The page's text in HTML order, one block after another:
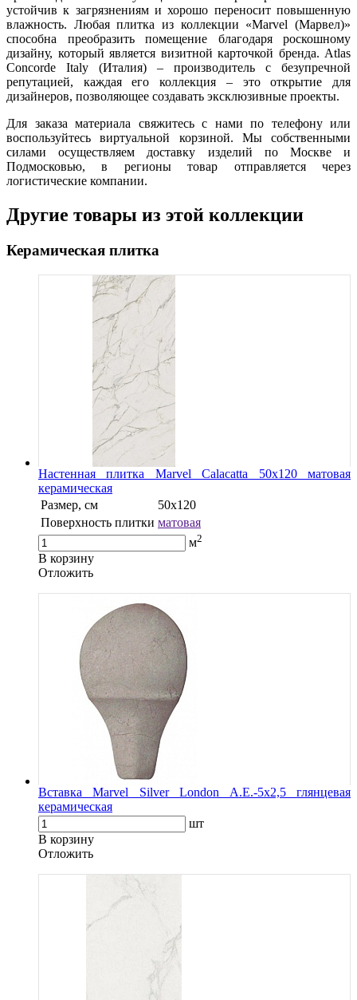
устойчив к загрязнениям и хорошо переносит повышенную
влажность. Любая плитка из коллекции «Marvel (Марвел)»
способна преобразить помещение благодаря роскошному
дизайну, который является визитной карточкой бренда. Atlas
Concorde Italy (Италия) – производитель с безупречной
репутацией, каждая его коллекция – это открытие для
дизайнеров, позволяющее создавать эксклюзивные проекты.
Для заказа материала свяжитесь с нами по телефону или
воспользуйтесь виртуальной корзиной. Мы собственными
силами осуществляем доставку изделий по Москве и
Подмосковью, в регионы товар отправляется через
логистические компании.
Другие товары из этой коллекции
Керамическая плитка
Настенная плитка Marvel Calacatta 50x120 матовая
керамическая
Размер, см
50x120
Поверхность плитки матовая
м2
В корзину
Oтложить
Вставка Marvel Silver London A.E.-5x2,5 глянцевая
керамическая
шт
В корзину
Oтложить